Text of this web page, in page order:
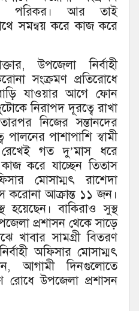
পরিকর। আর তাই
সমন্বয় করে কাজ করে
উপজেলা নির্বাহী
সংক্রমণ প্রতিরোধে
যাওয়ার আগে ফোন
নিরাপদ দূরত্বে রাখা
নিজের সন্তানদের
পালনের পাশাপাশি স্বামী
গত দু’মাস ধরে
করে যাচ্ছেন তিতাস
মোসাম্মৎ রাশেদা
করোনা আক্রান্ত ১১ জন।
বাকিরাও সুস্থ
প্রশাসন থেকে সাড়ে
খাবার সামগ্রী বিতরণ
অফিসার মোসাম্মৎ
আগামী দিনগুলোতে
রোধে উপজেলা প্রশাসন